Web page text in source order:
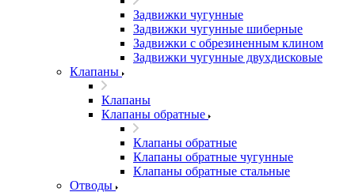
Задвижки чугунные
Задвижки чугунные шиберные
Задвижки с обрезиненным клином
Задвижки чугунные двухдисковые
Клапаны
Клапаны
Клапаны обратные
Клапаны обратные
Клапаны обратные чугунные
Клапаны обратные стальные
Отводы